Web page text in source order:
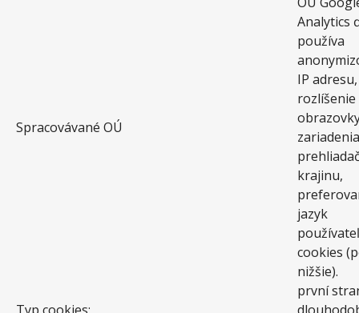
Spracovávané OÚ
Analytics
používa
IP adresu,
rozlíšenie
krajinu,
jazyk
cookies
nižšie).
první